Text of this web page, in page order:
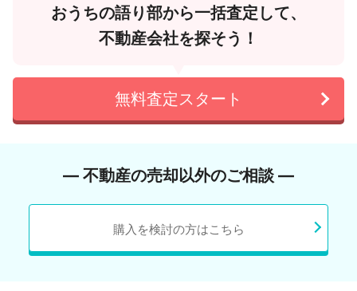
おうちの語り部から一括査定して、
不動産会社を探そう！
無料査定スタート
― 不動産の売却以外のご相談 ―
購入を検討の方はこちら